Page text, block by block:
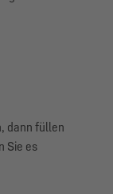
dann füllen
Sie es